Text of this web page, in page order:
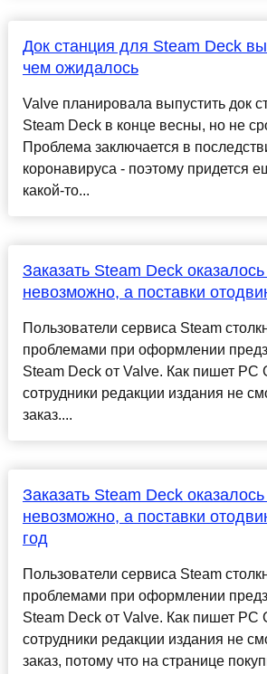
Док станция для Steam Deck
чем ожидалось
Valve планировала выпустить док
Steam Deck в конце весны, но не
Проблема заключается в
коронавируса - поэтому придется
какой-то...
Заказать Steam Deck оказалось
невозможно, а поставки
Пользователи сервиса Steam
проблемами при оформлении
Steam Deck от Valve. Как пишет PC
сотрудники редакции издания не
заказ....
Заказать Steam Deck оказалось
невозможно, а поставки
год
Пользователи сервиса Steam
проблемами при оформлении
Steam Deck от Valve. Как пишет PC
сотрудники редакции издания не
заказ, потому что на странице